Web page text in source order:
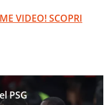
VIDEO! SCOPRI
PSG